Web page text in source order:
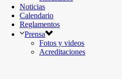
Noticias
Calendario
Reglamentos
Prensa
Fotos y videos
Acreditaciones